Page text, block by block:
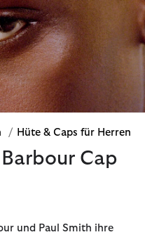
/ Hüte & Caps für Herren
Cap
und Paul Smith ihre